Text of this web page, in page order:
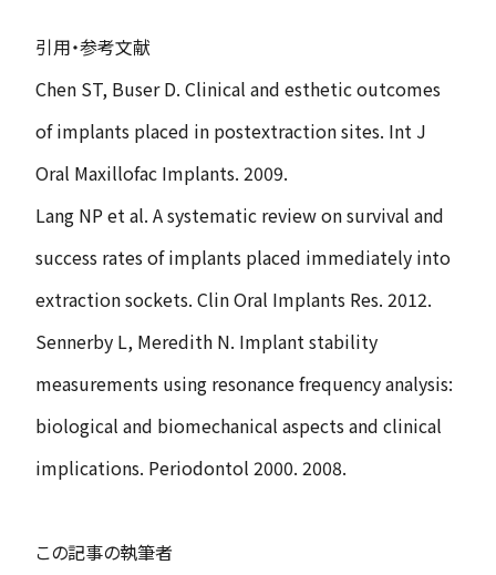
引用・参考文献
Chen ST, Buser D. Clinical and esthetic outcomes
of implants placed in postextraction sites. Int J
Oral Maxillofac Implants. 2009.
Lang NP et al. A systematic review on survival and
success rates of implants placed immediately into
extraction sockets. Clin Oral Implants Res. 2012.
Sennerby L, Meredith N. Implant stability
measurements using resonance frequency analysis:
biological and biomechanical aspects and clinical
implications. Periodontol 2000. 2008.
この記事の執筆者